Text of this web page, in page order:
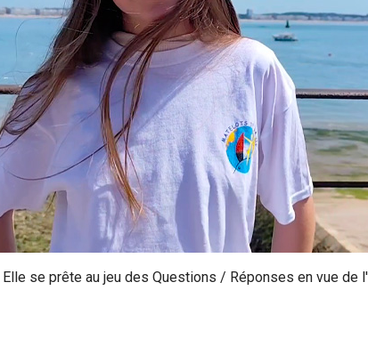
se prête au jeu des Questions / Réponses en vue